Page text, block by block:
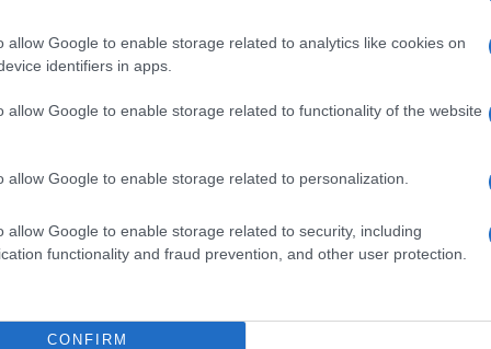
allow Google to enable storage related to analytics like cookies on
identifiers in apps.
allow Google to enable storage related to functionality of the website
allow Google to enable storage related to personalization.
allow Google to enable storage related to security, including
functionality and fraud prevention, and other user protection.
CONFIRM
nazionali?
nella sezioneLogindal menù del sito